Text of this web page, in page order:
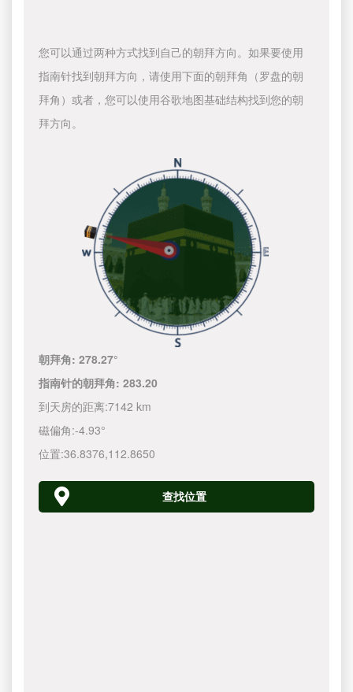
您可以通过两种方式找到自己的朝拜方向。如果要使用
指南针找到朝拜方向，请使用下面的朝拜角（罗盘的朝
拜角）或者，您可以使用谷歌地图基础结构找到您的朝
拜方向。
朝拜角:278.27°
指南针的朝拜角:283.20
到天房的距离:7142 km
磁偏角:-4.93°
位置:36.8376,112.8650
查找位置